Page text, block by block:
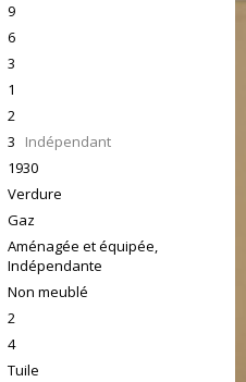
9
6
3
1
2
3 Indépendant
1930
Verdure
Gaz
Aménagée et équipée,
Indépendante
Non meublé
2
4
Tuile